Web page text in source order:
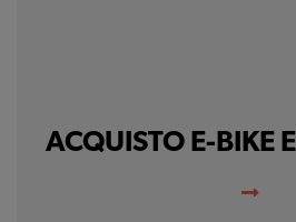
ACQUISTO E-BIKE